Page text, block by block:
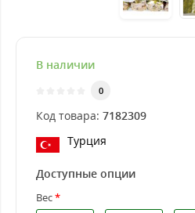
В наличии
0
Код товара: 7182309
Турция
Доступные опции
Вес